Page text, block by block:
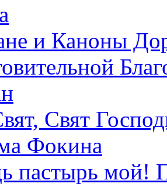
и Каноны
Свят
Фокина
пастырь мой!